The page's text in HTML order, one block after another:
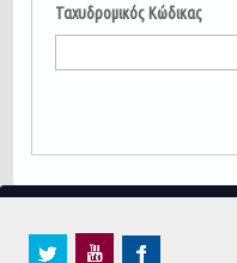
Ταχυδρομικός Κώδικας